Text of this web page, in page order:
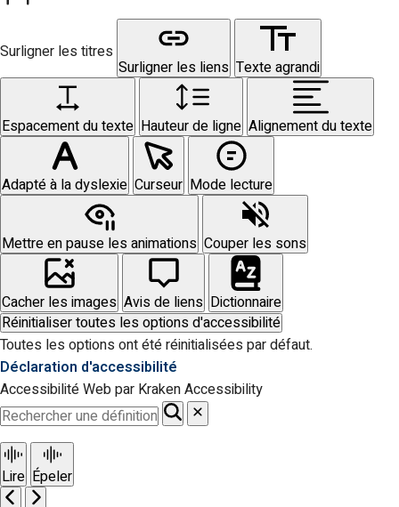
Surligner les titres
Surligner les liens Texte agrandi
Espacement du texte Hauteur de ligne Alignement du texte
Adapté à la dyslexie Curseur Mode lecture
Mettre en pause les animations Couper les sons
Cacher les images Avis de liens Dictionnaire
Réinitialiser toutes les options d'accessibilité
Toutes les options ont été réinitialisées par défaut.
Déclaration d'accessibilité
Accessibilité Web par Kraken Accessibility
Lire Épeler